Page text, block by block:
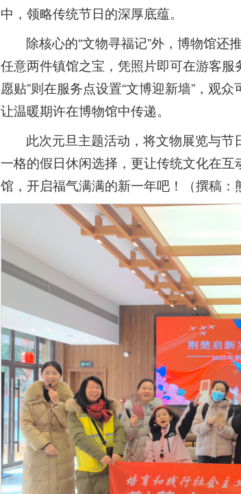
中，领略传统节日的深厚底蕴。
除核心的“文物寻福记”外，博物馆还
任意两件镇馆之宝，凭照片即可在游客
愿贴”则在服务点设置“文博迎新墙”，观
让温暖期许在博物馆中传递。
此次元旦主题活动，将文物展览与
一格的假日休闲选择，更让传统文化在
馆，开启福气满满的新一年吧！（撰稿：